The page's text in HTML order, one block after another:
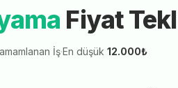
Fiyat
İş·En düşük 12.000₺